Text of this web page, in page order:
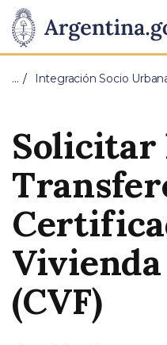
Presidencia
de
Nación
Pasar al contenido
… Integración Socio
Solicitar
(CVF)